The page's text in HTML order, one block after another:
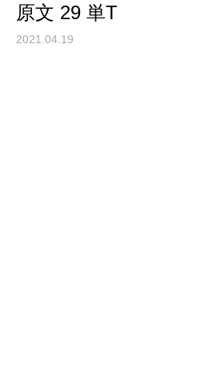
原文 29 単T
2021.04.19